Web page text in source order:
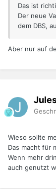
Das ist
Der neue
dem DBS,
Aber nur auf
Wieso sollte
Das macht für
Wenn mehr
auch genutzt